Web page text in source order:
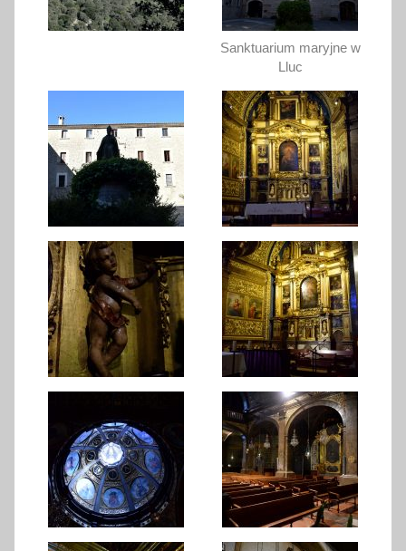
Sanktuarium maryjne w
Lluc